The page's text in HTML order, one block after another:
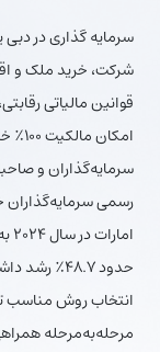
سرمایه گذاری در
شرکت، خرید ملک و
قوانین مالیاتی
سرمایه‌گذاران و
حدود ۴۸.۷٪
انتخاب روش مناسب
مرحله‌به‌مرحله